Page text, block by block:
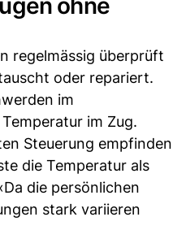
regelmässig überprüft
oder repariert.
im
im Zug.
Steuerung empfinden
die Temperatur als
die persönlichen
stark variieren